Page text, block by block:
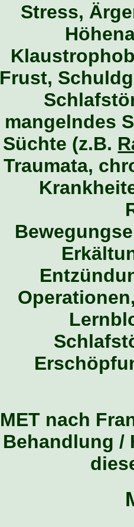
Stress,
Frust,
mangelndes
Süchte (z.B.
Traumata,
MET nach
Behandlung /